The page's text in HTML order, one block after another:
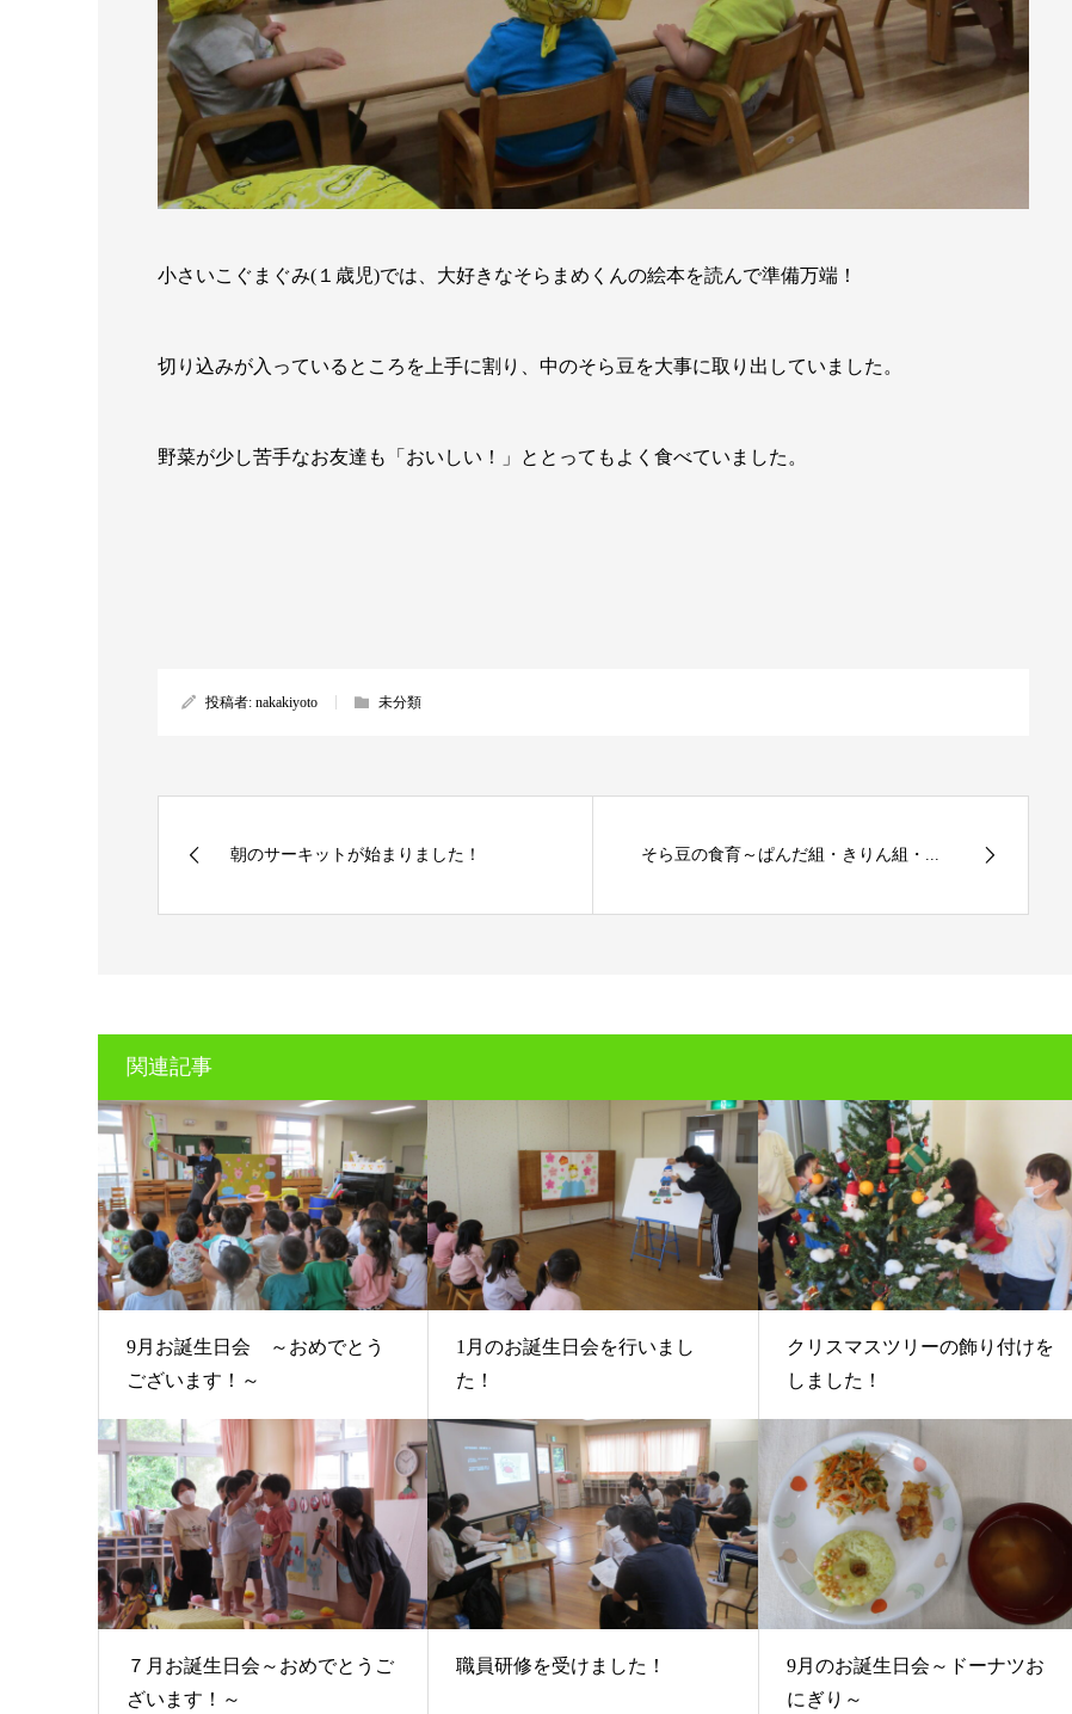
小さいこぐまぐみ(１歳児)では、大好きなそらまめくんの絵本を読んで準備万端！
切り込みが入っているところを上手に割り、中のそら豆を大事に取り出していました。
野菜が少し苦手なお友達も「おいしい！」ととってもよく食べていました。
投稿者: nakakiyoto 未分類
朝のサーキットが始まりました！ そら豆の食育～ぱんだ組・きりん組・...
関連記事
9月お誕生日会 ～おめでとう
ございます！～
1月のお誕生日会を行いまし
た！
クリスマスツリーの飾り付けを
しました！
７月お誕生日会～おめでとうご
ざいます！～
職員研修を受けました！
9月のお誕生日会～ドーナツお
にぎり～